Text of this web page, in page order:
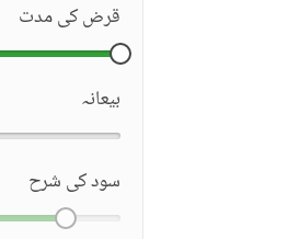
قرض کی مدت
بیعانہ
سود کی شرح